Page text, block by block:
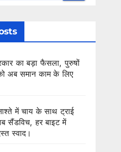
का बड़ा फैसला, पुरुषों
अब समान काम के लिए
में चाय के साथ ट्राई
सैंडविच, हर बाइट में
स्वाद।